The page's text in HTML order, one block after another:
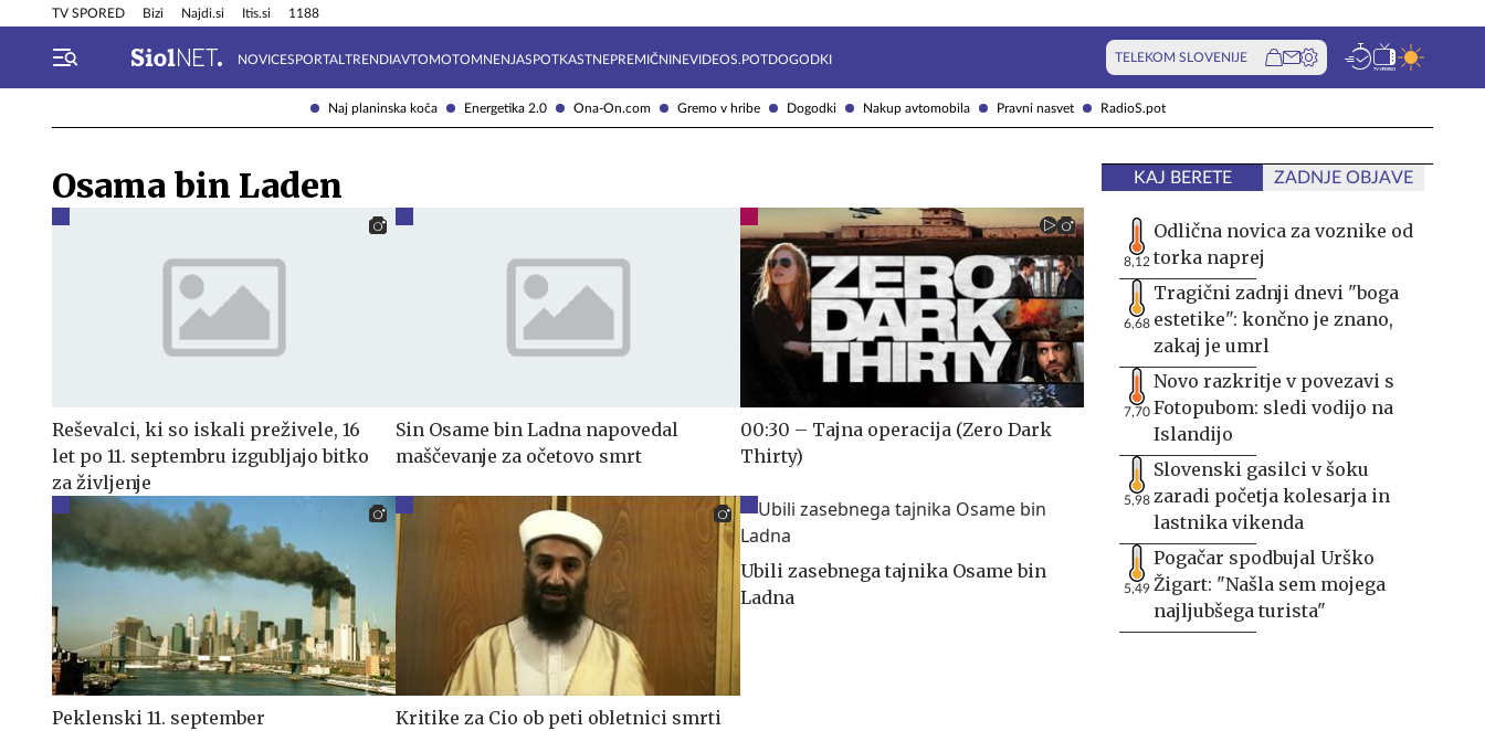
Naj planinska koča Energetika 2.0 Ona-On.com Gremo v hribe Dogodki Nakup avtomobila Pravni nasvet RadioS.pot
TV SPORED Bizi Najdi.si Itis.si 1188
NOVICESPORTAL TRENDIAVTOMOTOMNENJASPOTKASTNEPREMIČNINEVIDEOS.POTDOGODKI TELEKOM SLOVENIJE
Info in obvestila Tehnik
Osama bin Laden
Reševalci, ki so iskali preživele, 16
let po 11. septembru izgubljajo bitko
za življenje
Sin Osame bin Ladna napovedal
maščevanje za očetovo smrt
00:30 – Tajna operacija (Zero Dark
Thirty)
Peklenski 11. september
Kritike za Cio ob peti obletnici smrti
Ubili zasebnega tajnika Osame bin
Ladna
KAJ BERETE ZADNJE OBJAVE
8,12
Odlična novica za voznike od
torka naprej
6,68
Tragični zadnji dnevi "boga
estetike": končno je znano,
zakaj je umrl
7,70
Novo razkritje v povezavi s
Fotopubom: sledi vodijo na
Islandijo
5,98
Slovenski gasilci v šoku
zaradi početja kolesarja in
lastnika vikenda
5,49
Pogačar spodbujal Urško
Žigart: "Našla sem mojega
najljubšega turista"